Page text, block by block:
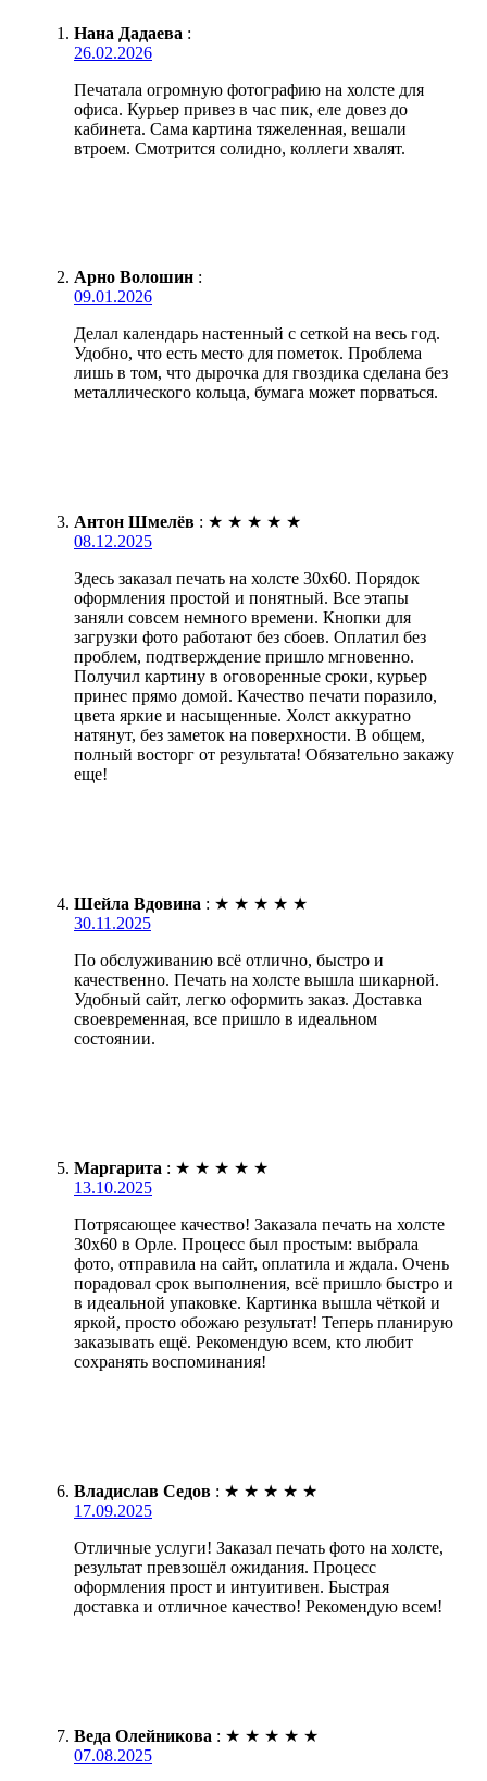
Нана Дадаева :
26.02.2026
Печатала огромную фотографию на холсте для
офиса. Курьер привез в час пик, еле довез до
кабинета. Сама картина тяжеленная, вешали
втроем. Смотрится солидно, коллеги хвалят.
Арно Волошин :
09.01.2026
Делал календарь настенный с сеткой на весь год.
Удобно, что есть место для пометок. Проблема
лишь в том, что дырочка для гвоздика сделана без
металлического кольца, бумага может порваться.
Антон Шмелёв : ★ ★ ★ ★ ★
08.12.2025
Здесь заказал печать на холсте 30х60. Порядок
оформления простой и понятный. Все этапы
заняли совсем немного времени. Кнопки для
загрузки фото работают без сбоев. Оплатил без
проблем, подтверждение пришло мгновенно.
Получил картину в оговоренные сроки, курьер
принес прямо домой. Качество печати поразило,
цвета яркие и насыщенные. Холст аккуратно
натянут, без заметок на поверхности. В общем,
полный восторг от результата! Обязательно закажу
еще!
Шейла Вдовина : ★ ★ ★ ★ ★
30.11.2025
По обслуживанию всё отлично, быстро и
качественно. Печать на холсте вышла шикарной.
Удобный сайт, легко оформить заказ. Доставка
своевременная, все пришло в идеальном
состоянии.
Маргарита : ★ ★ ★ ★ ★
13.10.2025
Потрясающее качество! Заказала печать на холсте
30х60 в Орле. Процесс был простым: выбрала
фото, отправила на сайт, оплатила и ждала. Очень
порадовал срок выполнения, всё пришло быстро и
в идеальной упаковке. Картинка вышла чёткой и
яркой, просто обожаю результат! Теперь планирую
заказывать ещё. Рекомендую всем, кто любит
сохранять воспоминания!
Владислав Седов : ★ ★ ★ ★ ★
17.09.2025
Отличные услуги! Заказал печать фото на холсте,
результат превзошёл ожидания. Процесс
оформления прост и интуитивен. Быстрая
доставка и отличное качество! Рекомендую всем!
Веда Олейникова : ★ ★ ★ ★ ★
07.08.2025